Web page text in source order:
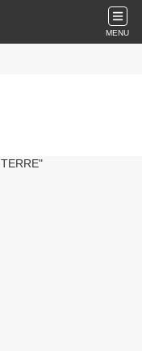
MENU